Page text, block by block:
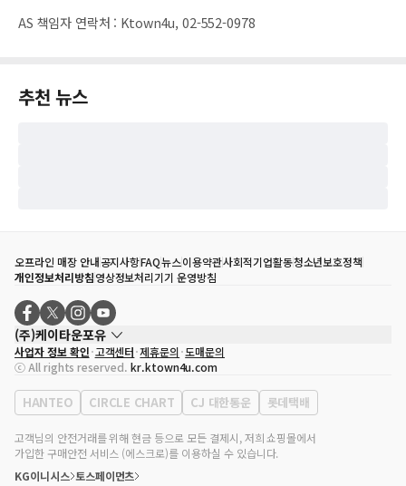
AS 책임자 연락처 : Ktown4u, 02-552-0978
추천 뉴스
오프라인 매장 안내공지사항FAQ뉴스이용약관사회적기업활동청소년보호정책
개인정보처리방침영상정보처리기기 운영방침
(주)케이타운포유
대표자
송효민
사업자등록번호
120-87-71116
통신판매업 신고번호 제2011-서울강남-02223
대표전화
02-552-9855
사업자 정보 확인 고객센터 제휴문의 도매문의
ⓒ All rights reserved. kr.ktown4u.com
HANTEO CIRCLE CHART CJ 대한통운 롯데택배
고객님의 안전거래를 위해 현금 등으로 모든 결제시, 저희 쇼핑몰에서
가입한 구매안전 서비스 (에스크로)를 이용하실 수 있습니다.
KG이니시스 토스페이먼츠